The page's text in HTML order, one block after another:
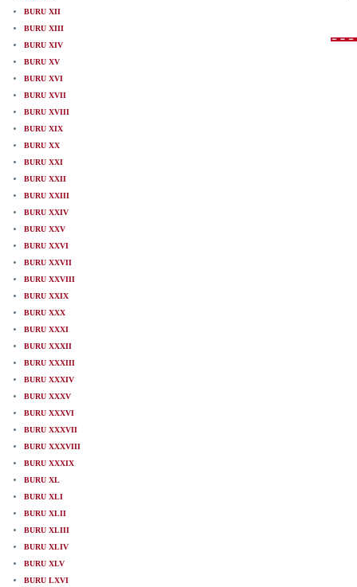
BURU XII
BURU XIII
BURU XIV
BURU XV
BURU XVI
BURU XVII
BURU XVIII
BURU XIX
BURU XX
BURU XXI
BURU XXII
BURU XXIII
BURU XXIV
BURU XXV
BURU XXVI
BURU XXVII
BURU XXVIII
BURU XXIX
BURU XXX
BURU XXXI
BURU XXXII
BURU XXXIII
BURU XXXIV
BURU XXXV
BURU XXXVI
BURU XXXVII
BURU XXXVIII
BURU XXXIX
BURU XL
BURU XLI
BURU XLII
BURU XLIII
BURU XLIV
BURU XLV
BURU LXVI